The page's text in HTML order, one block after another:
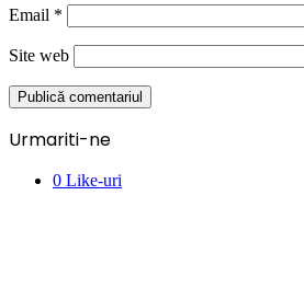
Email *
Site web
Urmariti-ne
0 Like-uri